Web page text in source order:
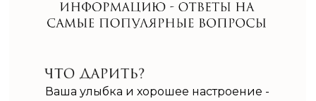
Ваша улыбка и хорошее настроение -